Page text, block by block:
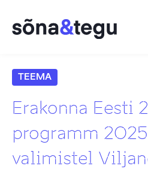
TEEMA
Erakonna Eesti
programm
valimistel